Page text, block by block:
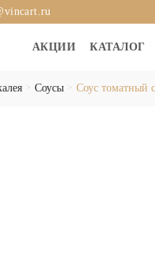
АКЦИИ КАТАЛОГ
Соусы Соус томатный